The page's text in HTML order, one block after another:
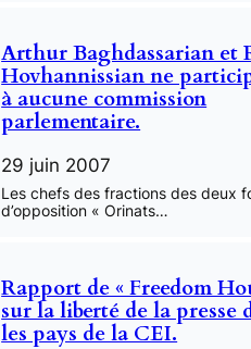
Arthur Baghdassarian et
Hovhannissian ne
à aucune commission
parlementaire.
29 juin 2007
Les chefs des fractions des deux
d’opposition « Orinats…
Rapport de « Freedom
sur la liberté de la presse
les pays de la CEI.